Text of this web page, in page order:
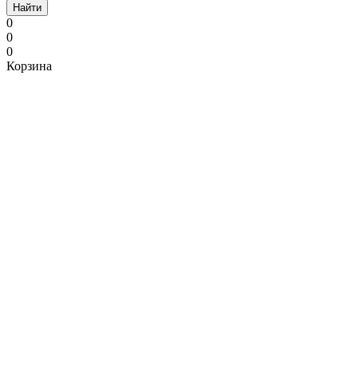
Найти
0
0
0
Корзина